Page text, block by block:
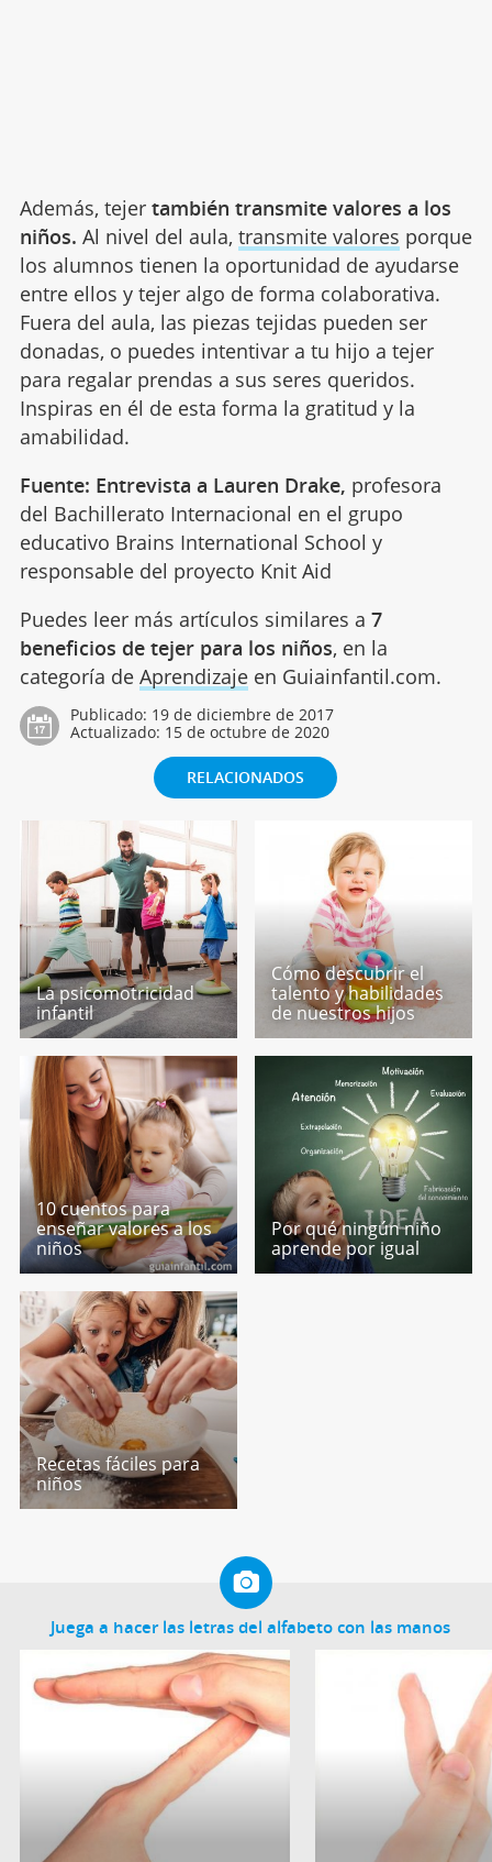
Además, tejertambién transmite valores a los
niños. Al nivel del aula, transmite valores porque
los alumnos tienen la oportunidad de ayudarse
entre ellos y tejer algo de forma colaborativa.
Fuera del aula, las piezas tejidas pueden ser
donadas, o puedes intentivar a tu hijo a tejer
para regalar prendas a sus seres queridos.
Inspiras en él de esta forma la gratitud y la
amabilidad.
Fuente: Entrevista a Lauren Drake, profesora
del Bachillerato Internacional en el grupo
educativo Brains International School y
responsable del proyecto Knit Aid
Puedes leer más artículos similares a 7
beneficios de tejer para los niños, en la
categoría de Aprendizajeen Guiainfantil.com.
Publicado: 19 de diciembre de 2017
Actualizado: 15 de octubre de 2020
RELACIONADOS
La psicomotricidad
infantil
Cómo descubrir el
talento y habilidades
de nuestros hijos
10 cuentos para
enseñar valores a los
niños
Por qué ningún niño
aprende por igual
Recetas fáciles para
niños
Juega a hacer las letras del alfabeto con las manos